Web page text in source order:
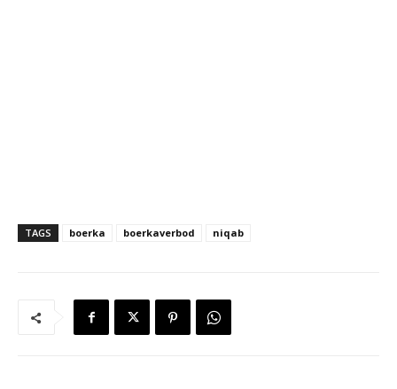
TAGS boerka boerkaverbod niqab